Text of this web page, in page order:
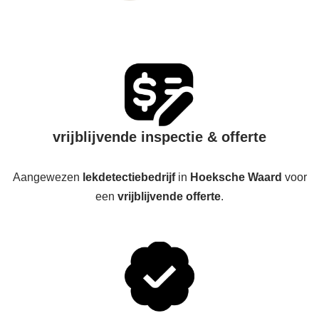
vrijblijvende inspectie & offerte
Aangewezen lekdetectiebedrijfin Hoeksche Waard voor
een vrijblijvende offerte.